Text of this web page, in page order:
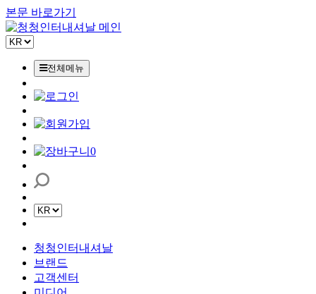
본문 바로가기
전체메뉴
0
청청인터내셔날
브랜드
고객센터